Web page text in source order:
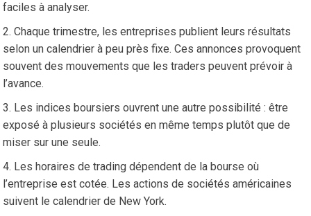
faciles à analyser.
Chaque trimestre, les entreprises publient leurs résultats
selon un calendrier à peu près fixe. Ces annonces provoquent
souvent des mouvements que les traders peuvent prévoir à
l’avance.
Les indices boursiers ouvrent une autre possibilité : être
exposé à plusieurs sociétés en même temps plutôt que de
miser sur une seule.
Les horaires de trading dépendent de la bourse où
l’entreprise est cotée. Les actions de sociétés américaines
suivent le calendrier de New York.